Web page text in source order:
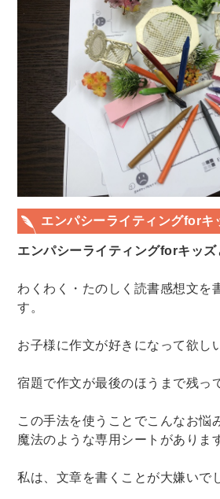
エンパシーライティングforキ
エンパシーライティングforキッズ
わくわく・たのしく読書感想文を
す。
お子様に作文が好きになって欲し
宿題で作文が最後のほうまで残っ
この手法を使うことでこんなお悩
魔法のような専用シートがありま
私は、文章を書くことが大嫌いで